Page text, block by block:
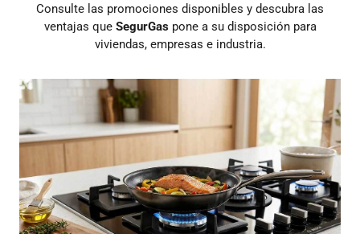
Consulte las promociones disponibles y descubra las
ventajas que SegurGaspone a su disposición para
viviendas, empresas e industria.